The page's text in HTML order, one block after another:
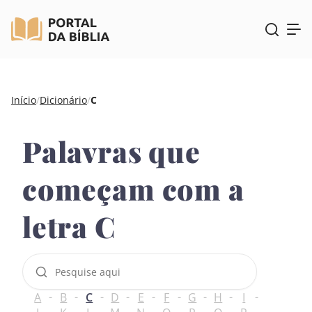
Pular
conteúdo
Início/Dicionário/C
Palavras que
começam com a
letra C
P
A B C D E F G H
I